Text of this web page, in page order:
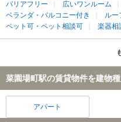
バリアフリー
広いワンルーム
ベランダ・バルコニー付き
ルー
ペット可・ペット相談可
楽器相
菜園場町駅の賃貸物件を建物
アパート